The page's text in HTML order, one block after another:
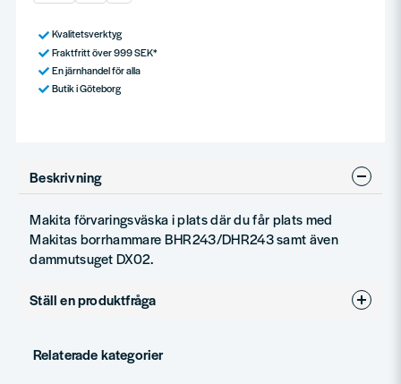
Kvalitetsverktyg
Fraktfritt över 999 SEK*
En järnhandel för alla
Butik i Göteborg
Beskrivning
Makita förvaringsväska i plats där du får plats med
Makitas borrhammare BHR243/DHR243 samt även
dammutsuget DX02.
Ställ en produktfråga
Fråga oss något om denna produkten...
Relaterade kategorier